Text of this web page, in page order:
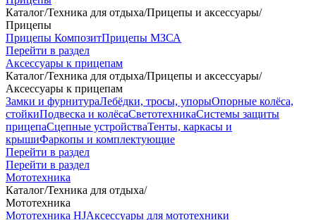
Каталог/Техника для отдыха/Прицепы и аксессуары/
Прицепы
Прицепы КомпозитПрицепы МЗСА
Перейти в раздел
Аксессуары к прицепам
Каталог/Техника для отдыха/Прицепы и аксессуары/
Аксессуары к прицепам
Замки и фурнитураЛебёдки, тросы, упорыОпорные колёса,
стойкиПодвеска и колёсаСветотехникаСистемы защиты
прицепаСцепные устройстваТенты, каркасы и
крышиФаркопы и комплектующие
Перейти в раздел
Перейти в раздел
Мототехника
Каталог/Техника для отдыха/
Мототехника
Мототехника HJАксессуары для мототехники